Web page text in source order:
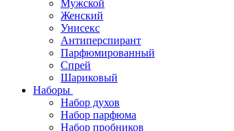
Мужской
Женский
Унисекс
Антиперспирант
Парфюмированный
Спрей
Шариковый
Наборы
Набор духов
Набор парфюма
Набор пробников